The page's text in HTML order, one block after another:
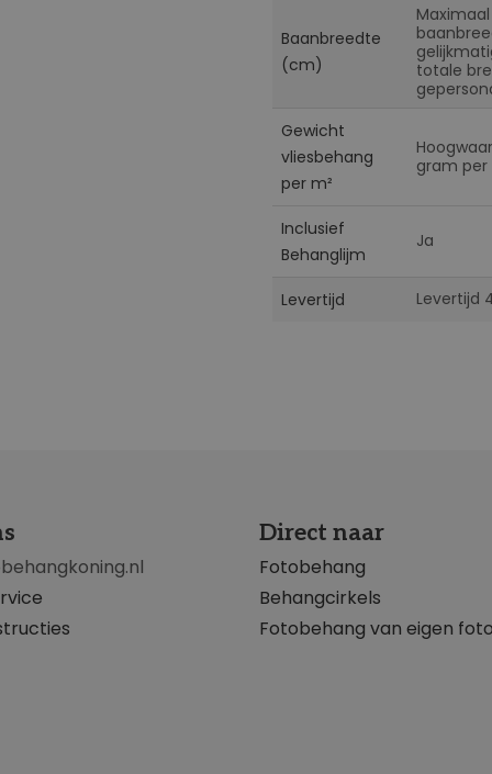
Baanbreedte
(cm)
totale
Gewicht
vliesbehang
per m²
gram per
Inclusief
Behanglijm
Ja
Levertijd Levertijd
Direct naar
Fotobehang
Behangcirkels
Fotobehang van eigen foto